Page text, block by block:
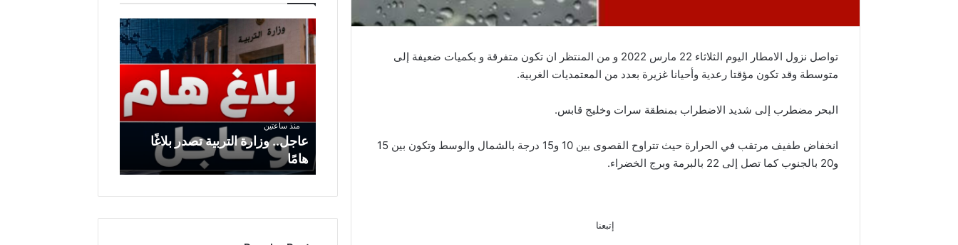
تواصل نزول الامطار اليوم الثلاثاء 22 مارس 2022 و من المنتظر ان تكون متفرقة و بكميات ضعيفة إلى
متوسطة وقد تكون مؤقتا رعدية وأحيانا غزيرة بعدد من المعتمديات الغربية.
البحر مضطرب إلى شديد الاضطراب بمنطقة سرات وخليج قابس.
انخفاض طفيف مرتقب في الحرارة حيث تتراوح القصوى بين 10 و15 درجة بالشمال والوسط وتكون بين 15
و20 بالجنوب كما تصل إلى 22 بالبرمة وبرج الخضراء.
إتبعنا
عاجل..
وزارة
التربية
منذ ساعتين
عاجل.. وزارة التربية تصدر بلاغًا
هامًا